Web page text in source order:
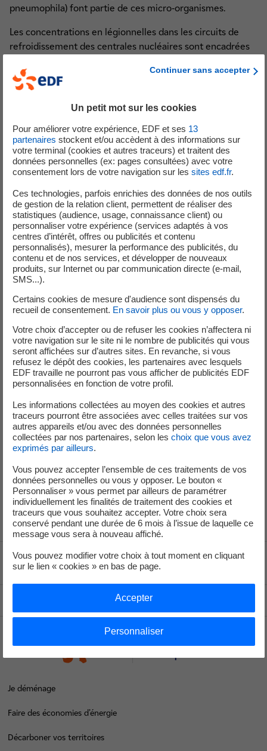
pneumophila) font partie de ces micro-organismes.
Les concentrations en légionnelles dans les circuits de
refroidissement des centrales nucléaires sont encadrées
surveillance régulière par EDF. Pour la légionnelle
potentiellement pathogène Legionella pneumophila, la
réglementation fixe une limite de 100 000 UFC/litre*.
Le 22 juin 2026, un prélèvement est effectué dans
l’aéroréfrigérant de l’unité de production n°1 de la centrale
de Belleville.
er
évidence un taux en légionnelles de 150 000 UFC/litre.
Conformément à nos procédures, des actions sont alors
lancées, telles que la mise en service du circuit de
traitement par monochloramine (chlore et ammoniaque).
Ce traitement permettra de limiter la teneur en
légionnelles dans le circuit. La fréquence de suivi de la
prélèvements quotidiens dans l’aéroréfrigérant de l’unité
dans une organisation définie et seront maintenues
jusqu’à l’obtention de résultats d’analyse inférieurs à 10
000 UFC/litre.
Cet événement n’a eu aucun impact réel sanitaire ou
environnemental. En raison du dépassement du seuil
réglementaire de concentration en légionnelles, la
direction de la centrale nucléaire de Belleville sur Loire a
déclaré à l’Autorité de sûreté nucléaire, un Evénement
*Unité formant colonie par litre d’eau.
Voir le fil d'ariane
Haut de page
Je déménage
Faire des économies d’énergie
Décarboner vos territoires
Continuer sans accepter
Un petit mot sur les cookies
Pour améliorer votre expérience, EDF et ses 13
partenaires stockent et/ou accèdent à des informations sur
votre terminal (cookies et autres traceurs) et traitent des
données personnelles (ex: pages consultées) avec votre
consentement lors de votre navigation sur les sites edf.fr.
Ces technologies, parfois enrichies des données de nos outils
de gestion de la relation client, permettent de réaliser des
statistiques (audience, usage, connaissance client) ou
personnaliser votre expérience (services adaptés à vos
centres d’intérêt, offres ou publicités et contenu
personnalisés), mesurer la performance des publicités, du
contenu et de nos services, et développer de nouveaux
produits, sur Internet ou par communication directe (e-mail,
SMS...).
Certains cookies de mesure d'audience sont dispensés du
recueil de consentement. En savoir plus ou vous y opposer.
Votre choix d’accepter ou de refuser les cookies n’affectera ni
votre navigation sur le site ni le nombre de publicités qui vous
seront affichées sur d’autres sites. En revanche, si vous
refusez le dépôt des cookies, les partenaires avec lesquels
EDF travaille ne pourront pas vous afficher de publicités EDF
personnalisées en fonction de votre profil.
Les informations collectées au moyen des cookies et autres
traceurs pourront être associées avec celles traitées sur vos
autres appareils et/ou avec des données personnelles
collectées par nos partenaires, selon les choix que vous avez
exprimés par ailleurs.
Vous pouvez accepter l’ensemble de ces traitements de vos
données personnelles ou vous y opposer. Le bouton «
Personnaliser » vous permet par ailleurs de paramétrer
individuellement les finalités de traitement des cookies et
traceurs que vous souhaitez accepter. Votre choix sera
conservé pendant une durée de 6 mois à l’issue de laquelle ce
message vous sera à nouveau affiché.
Vous pouvez modifier votre choix à tout moment en cliquant
sur le lien « cookies » en bas de page.
Personnaliser
Accepter